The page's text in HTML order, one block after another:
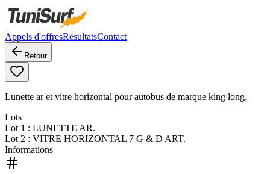
Appels d'offresRésultatsContact
Retour
Lunette ar et vitre horizontal pour autobus de marque king long.
Lots
Lot 1 : LUNETTE AR.
Lot 2 : VITRE HORIZONTAL 7 G & D ART.
Informations